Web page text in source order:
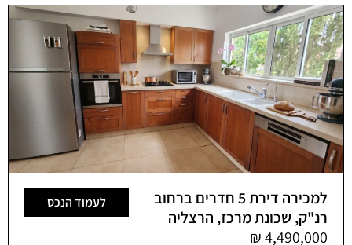
למכירה דירת 5 חדרים ברחוב
רנ"ק, שכונת מרכז, הרצליה
לעמוד הנכס